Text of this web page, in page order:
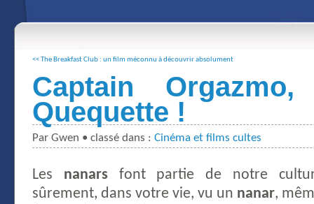
<< The Breakfast Club : un film méconnu à découvrir absolument
Captain Orgazmo,
Quequette !
Par Gwen • classé dans : Cinéma et films cultes
Les nanarsfont partie de notre
sûrement, dans votre vie, vu un nanar,